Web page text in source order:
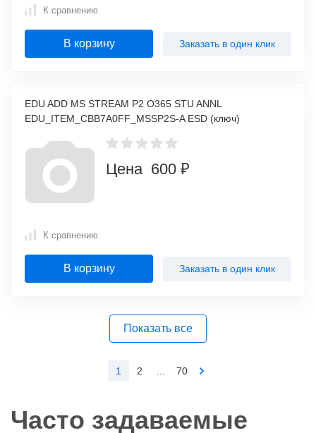
К сравнению
В корзину Заказать в один клик
EDU ADD MS STREAM P2 O365 STU ANNL
EDU_ITEM_CBB7A0FF_MSSP2S-A ESD (ключ)
Цена 600 ₽
К сравнению
В корзину Заказать в один клик
Показать все
1 2 70
Часто задаваемые